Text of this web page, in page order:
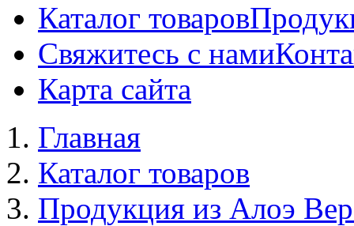
Каталог товаров
Свяжитесь с нами
Карта сайта
Главная
Каталог товаров
Продукция из Алоэ